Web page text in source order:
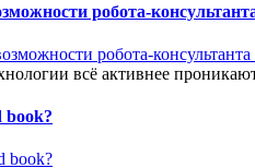
робота-
всё активнее
book?